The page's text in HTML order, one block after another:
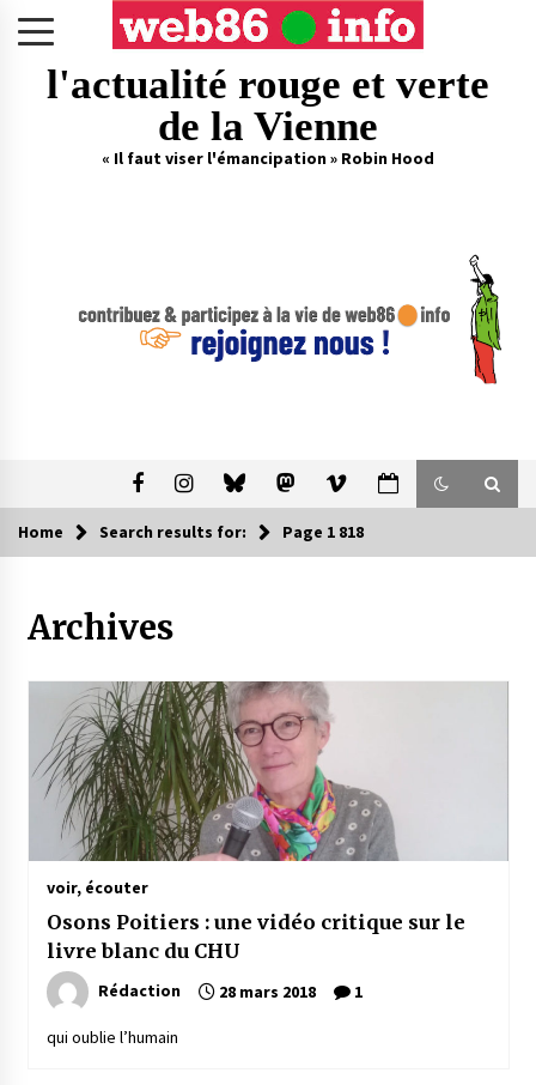
l'actualité rouge et verte
de la Vienne
« Il faut viser l'émancipation » Robin Hood
Home Search results for: Page 1 818
Archives
voir, écouter
Osons Poitiers : une vidéo critique sur le
livre blanc du CHU
Rédaction 28 mars 2018 1
qui oublie l’humain